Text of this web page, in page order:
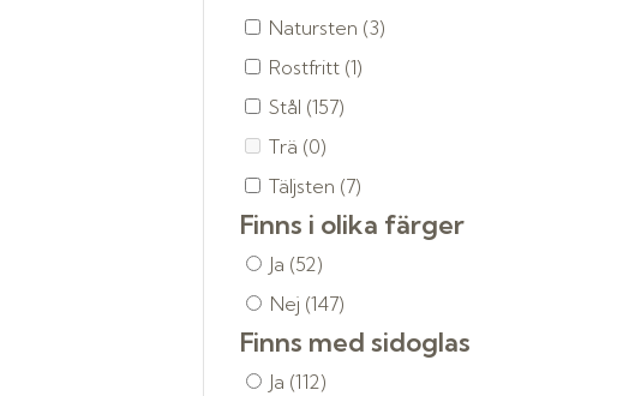
Natursten (3)
Rostfritt (1)
Stål (157)
Trä (0)
Täljsten (7)
Finns i olika färger
Ja (52)
Nej (147)
Finns med sidoglas
Ja (112)